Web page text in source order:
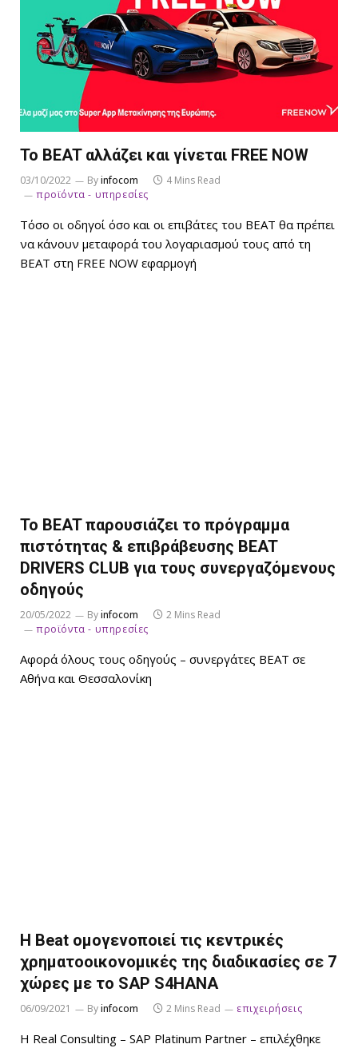
Το BEAT αλλάζει και γίνεται FREE NOW
03/10/2022 Byinfocom
4 Mins Read
προϊόντα - υπηρεσίες
Τόσο οι οδηγοί όσο και οι επιβάτες του ΒΕΑΤ θα πρέπει
να κάνουν μεταφορά του λογαριασμού τους από τη
BEAT στη FREE NOW εφαρμογή
Το BEAT παρουσιάζει το πρόγραμμα
πιστότητας & επιβράβευσης BEAT
DRIVERS CLUB για τους συνεργαζόμενους
οδηγούς
20/05/2022 Byinfocom
2 Mins Read
προϊόντα - υπηρεσίες
Αφορά όλους τους οδηγούς – συνεργάτες BEAT σε
Αθήνα και Θεσσαλονίκη
Η Beat ομογενοποιεί τις κεντρικές
χρηματοοικονομικές της διαδικασίες σε 7
χώρες με το SAP S4HANA
06/09/2021 Byinfocom 2 Mins Read επιχειρήσεις
Η Real Consulting – SAP Platinum Partner – επιλέχθηκε